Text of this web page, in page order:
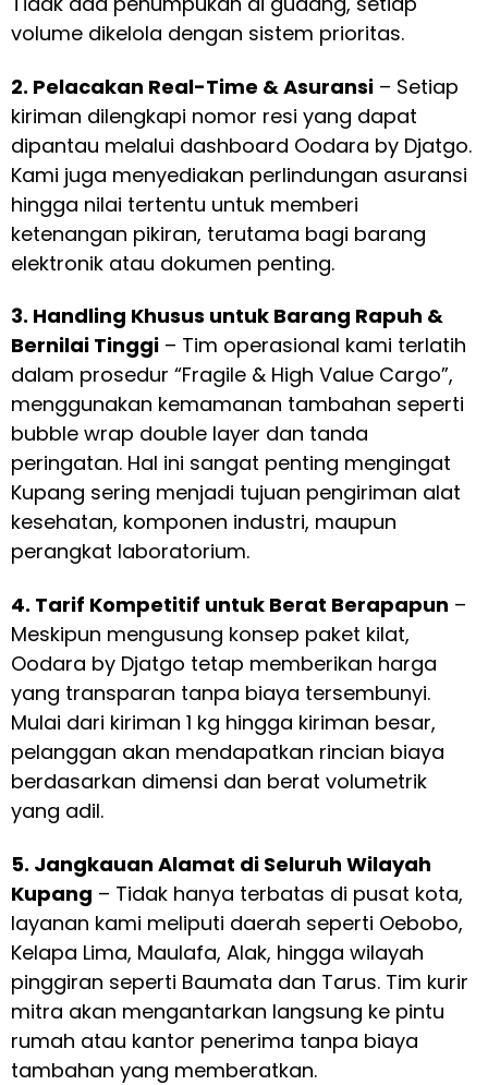
volume dikelola dengan sistem prioritas.
2. Pelacakan Real-Time & Asuransi – Setiap
kiriman dilengkapi nomor resi yang dapat
dipantau melalui dashboard Oodara by Djatgo.
Kami juga menyediakan perlindungan asuransi
hingga nilai tertentu untuk memberi
ketenangan pikiran, terutama bagi barang
elektronik atau dokumen penting.
3. Handling Khusus untuk Barang Rapuh &
Bernilai Tinggi – Tim operasional kami terlatih
dalam prosedur “Fragile & High Value Cargo”,
menggunakan kemamanan tambahan seperti
bubble wrap double layer dan tanda
peringatan. Hal ini sangat penting mengingat
Kupang sering menjadi tujuan pengiriman alat
kesehatan, komponen industri, maupun
perangkat laboratorium.
4. Tarif Kompetitif untuk Berat Berapapun –
Meskipun mengusung konsep paket kilat,
Oodara by Djatgo tetap memberikan harga
yang transparan tanpa biaya tersembunyi.
Mulai dari kiriman 1 kg hingga kiriman besar,
pelanggan akan mendapatkan rincian biaya
berdasarkan dimensi dan berat volumetrik
yang adil.
5. Jangkauan Alamat di Seluruh Wilayah
Kupang – Tidak hanya terbatas di pusat kota,
layanan kami meliputi daerah seperti Oebobo,
Kelapa Lima, Maulafa, Alak, hingga wilayah
pinggiran seperti Baumata dan Tarus. Tim kurir
mitra akan mengantarkan langsung ke pintu
rumah atau kantor penerima tanpa biaya
tambahan yang memberatkan.